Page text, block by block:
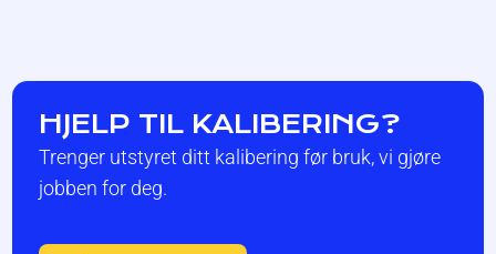
HJELP TIL KALIBERING?
Trenger utstyret ditt kalibering før bruk, vi gjøre
jobben for deg.